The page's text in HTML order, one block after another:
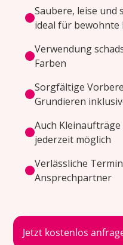
Saubere, leise
ideal für bewohnte
Verwendung
Farben
Sorgfältige
Grundieren
Auch
jederzeit möglich
Verlässliche
Ansprechpartner
Jetzt kostenlos